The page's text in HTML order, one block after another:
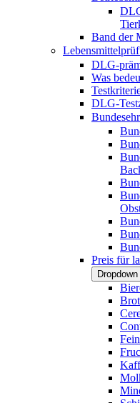
Band der
DLG-
Was
DLG-
Preis für